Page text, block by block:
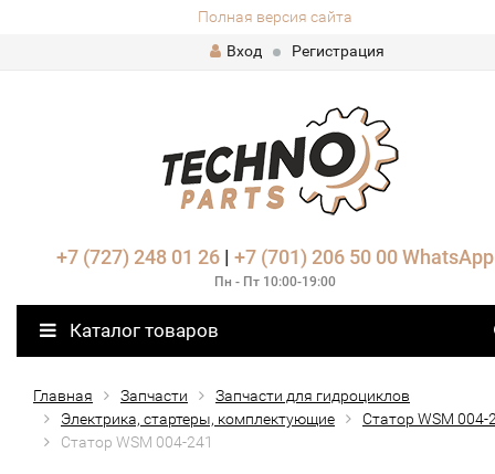
Полная версия сайта
Вход
Регистрация
+7 (727) 248 01 26| +7 (701) 206 50 00 WhatsApp
Пн - Пт 10:00-19:00
Каталог товаров
Главная Запчасти
Запчасти для гидроциклов
Электрика, стартеры, комплектующие
Статор WSM 004-
Статор WSM 004-241